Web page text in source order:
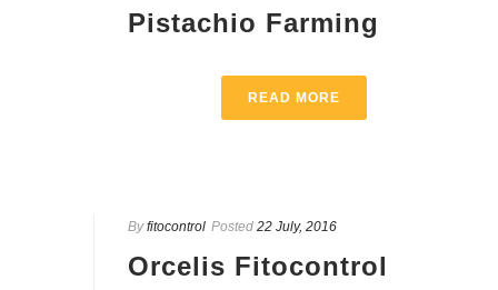
Pistachio Farming
READ MORE
By fitocontrol Posted 22 July, 2016
Orcelis Fitocontrol